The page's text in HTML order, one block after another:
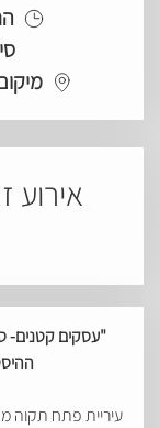
אירוע
"עסקים קטנים-
עיריית פתח תקוה